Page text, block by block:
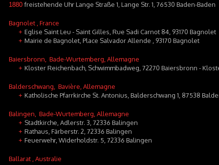
1880freistehende Uhr Lange Straße 1, Lange Str. 1, 76530 Baden-Baden
Bagnolet , France
+ Eglise Saint Leu - Saint Gilles, Rue Sadi Carnot 84, 93170 Bagnolet
+ Mairie de Bagnolet, Place Salvador Allende , 93170 Bagnolet
Baiersbronn , Bade-Wurtemberg, Allemagne
+ Kloster Reichenbach, Schwimmbadweg, 72270 Baiersbronn -
Balderschwang , Bavière, Allemagne
+ Katholische Pfarrkirche St. Antonius, Balderschwang 1, 87538
Balingen , Bade-Wurtemberg, Allemagne
+ Stadtkirche, Adlerstr. 3, 72336 Balingen
+ Rathaus, Färberstr. 2, 72336 Balingen
+ Feuerwehr, Widerholdstr. 5, 72336 Balingen
Ballarat , Australie